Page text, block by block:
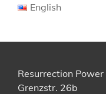
English
Resurrection
Grenzstr. 26b